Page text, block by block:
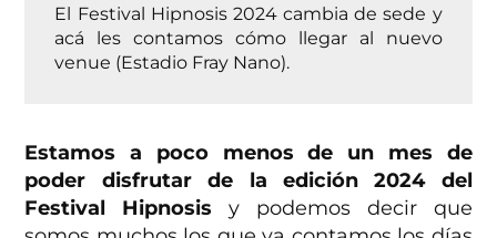
El Festival Hipnosis 2024 cambia de sede y
acá les contamos cómo llegar al nuevo
venue (Estadio Fray Nano).
Estamos a poco menos de un mes de
poder disfrutar de la edición 2024 del
Festival Hipnosisy podemos decir que